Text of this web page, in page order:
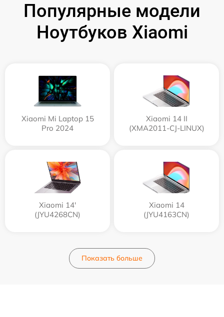
Популярные модели
Ноутбуков Xiaomi
Xiaomi Mi Laptop 15
Pro 2024
Xiaomi 14 II
(XMA2011-CJ-LINUX)
Xiaomi 14'
(JYU4268CN)
Xiaomi 14
(JYU4163CN)
Показать больше